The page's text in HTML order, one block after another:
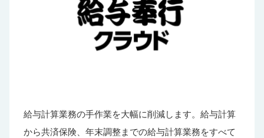
給与計算業務の手作業を大幅に削減します。給与計算
から共済保険、年末調整までの給与計算業務をすべて